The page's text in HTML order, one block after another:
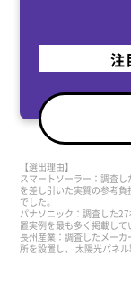
注
【選出理由】
スマートソーラー：調査
を差し引いた実質の参考
でした。
パナソニック：調査した
置実例を最も多く掲載して
長州産業：調査したメー
所を設置し、 太陽光パネ